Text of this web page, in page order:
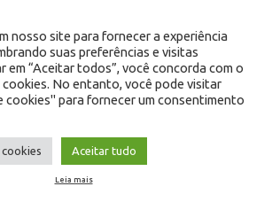
Brasileiro.
nosso site para fornecer a experiência
suas preferências e visitas
em “Aceitar todos”, você concorda com o
cookies. No entanto, você pode visitar
cookies" para fornecer um consentimento
Aceitar tudo
Leia mais